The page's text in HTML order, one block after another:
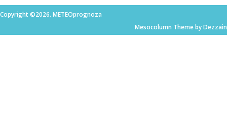
Copyright ©2026. METEOprognoza
Mesocolumn Theme by Dezzain